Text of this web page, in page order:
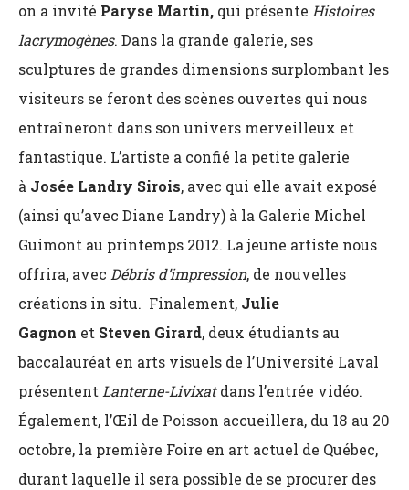
on a invité Paryse Martin, qui présente Histoires
lacrymogènes. Dans la grande galerie, ses
sculptures de grandes dimensions surplombant les
visiteurs se feront des scènes ouvertes qui nous
entraîneront dans son univers merveilleux et
fantastique. L’artiste a confié la petite galerie
à Josée Landry Sirois, avec qui elle avait exposé
(ainsi qu’avec Diane Landry) à la Galerie Michel
Guimont au printemps 2012. La jeune artiste nous
offrira, avec Débris d’impression, de nouvelles
créations in situ. Finalement, Julie
Gagnon et Steven Girard, deux étudiants au
baccalauréat en arts visuels de l’Université Laval
présentent Lanterne-Livixatdans l’entrée vidéo.
Également, l’Œil de Poisson accueillera, du 18 au 20
octobre, la première Foire en art actuel de Québec,
durant laquelle il sera possible de se procurer des